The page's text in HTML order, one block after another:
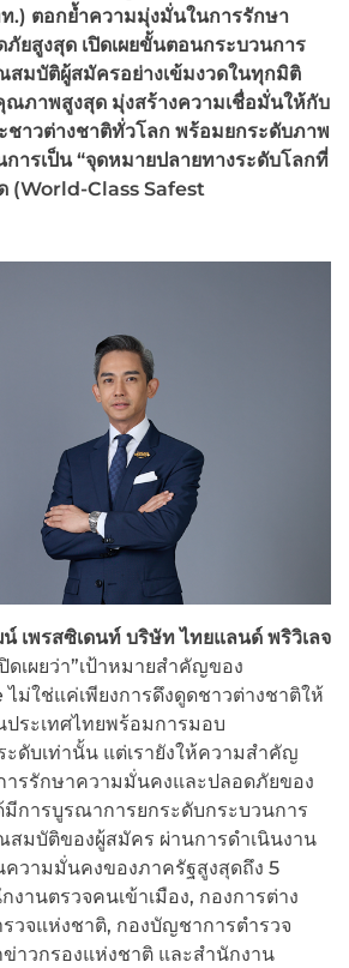
.) ตอกย้ำความมุ่งมั่นในการรักษา
ยสูงสุด เปิดเผยขั้นตอนกระบวนการ
มบัติผู้สมัครอย่างเข้มงวดในทุกมิติ
ภาพสูงสุด มุ่งสร้างความเชื่อมั่นให้กับ
าวต่างชาติทั่วโลก พร้อมยกระดับภาพ
ารเป็น “จุดหมายปลายทางระดับโลกที่
(World-Class Safest
เพรสซิเดนท์ บริษัท ไทยแลนด์ พริวิเลจ
ปิดเผยว่า”เป้าหมายสำคัญของ
ม่ใช่แค่เพียงการดึงดูดชาวต่างชาติให้
ประเทศไทยพร้อมการมอบ
ดับเท่านั้น แต่เรายังให้ความสำคัญ
รรักษาความมั่นคงและปลอดภัยของ
มีการบูรณาการยกระดับกระบวนการ
มบัติของผู้สมัคร ผ่านการดำเนินงาน
วามมั่นคงของภาครัฐสูงสุดถึง 5
งานตรวจคนเข้าเมือง, กองการต่าง
วจแห่งชาติ, กองบัญชาการตำรวจ
าวกรองแห่งชาติ และสำนักงาน